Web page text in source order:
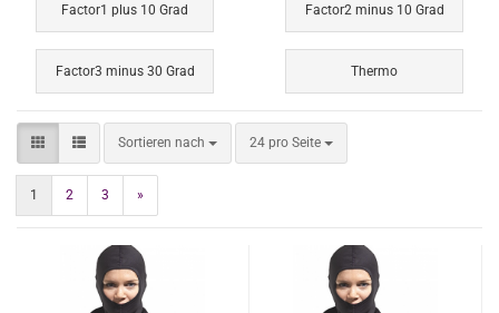
Factor1 plus 10 Grad Factor2 minus 10 Grad
Factor3 minus 30 Grad Thermo
Sortieren nach
Sortieren nach 24 pro Seite
pro Seite
1 2 3 »